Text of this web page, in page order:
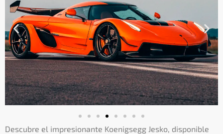
Descubre el impresionante Koenigsegg Jesko, disponible